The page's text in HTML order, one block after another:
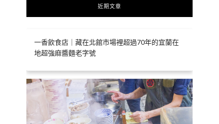
近期文章
一香飲食店｜藏在北館市場裡超過70年的宜蘭在
地超強麻醬麵老字號